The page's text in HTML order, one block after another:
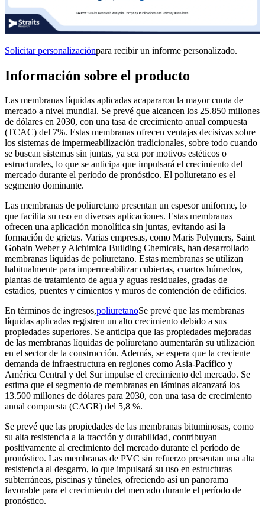
Solicitar personalizaciónpara recibir un informe personalizado.
Información sobre el producto
Las membranas líquidas aplicadas acapararon la mayor cuota de
mercado a nivel mundial. Se prevé que alcancen los 25.850 millones
de dólares en 2030, con una tasa de crecimiento anual compuesta
(TCAC) del 7%. Estas membranas ofrecen ventajas decisivas sobre
los sistemas de impermeabilización tradicionales, sobre todo cuando
se buscan sistemas sin juntas, ya sea por motivos estéticos o
estructurales, lo que se anticipa que impulsará el crecimiento del
mercado durante el periodo de pronóstico. El poliuretano es el
segmento dominante.
Las membranas de poliuretano presentan un espesor uniforme, lo
que facilita su uso en diversas aplicaciones. Estas membranas
ofrecen una aplicación monolítica sin juntas, evitando así la
formación de grietas. Varias empresas, como Maris Polymers, Saint
Gobain Weber y Alchimica Building Chemicals, han desarrollado
membranas líquidas de poliuretano. Estas membranas se utilizan
habitualmente para impermeabilizar cubiertas, cuartos húmedos,
plantas de tratamiento de agua y aguas residuales, gradas de
estadios, puentes y cimientos y muros de contención de edificios.
En términos de ingresos,poliuretanoSe prevé que las membranas
líquidas aplicadas registren un alto crecimiento debido a sus
propiedades superiores. Se anticipa que las propiedades mejoradas
de las membranas líquidas de poliuretano aumentarán su utilización
en el sector de la construcción. Además, se espera que la creciente
demanda de infraestructura en regiones como Asia-Pacífico y
América Central y del Sur impulse el crecimiento del mercado. Se
estima que el segmento de membranas en láminas alcanzará los
13.500 millones de dólares para 2030, con una tasa de crecimiento
anual compuesta (CAGR) del 5,8 %.
Se prevé que las propiedades de las membranas bituminosas, como
su alta resistencia a la tracción y durabilidad, contribuyan
positivamente al crecimiento del mercado durante el período de
pronóstico. Las membranas de PVC sin refuerzo presentan una alta
resistencia al desgarro, lo que impulsará su uso en estructuras
subterráneas, piscinas y túneles, ofreciendo así un panorama
favorable para el crecimiento del mercado durante el período de
pronóstico.